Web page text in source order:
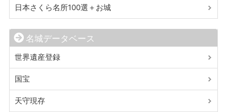
日本さくら名所100選＋お城
名城データベース
世界遺産登録
国宝
天守現存